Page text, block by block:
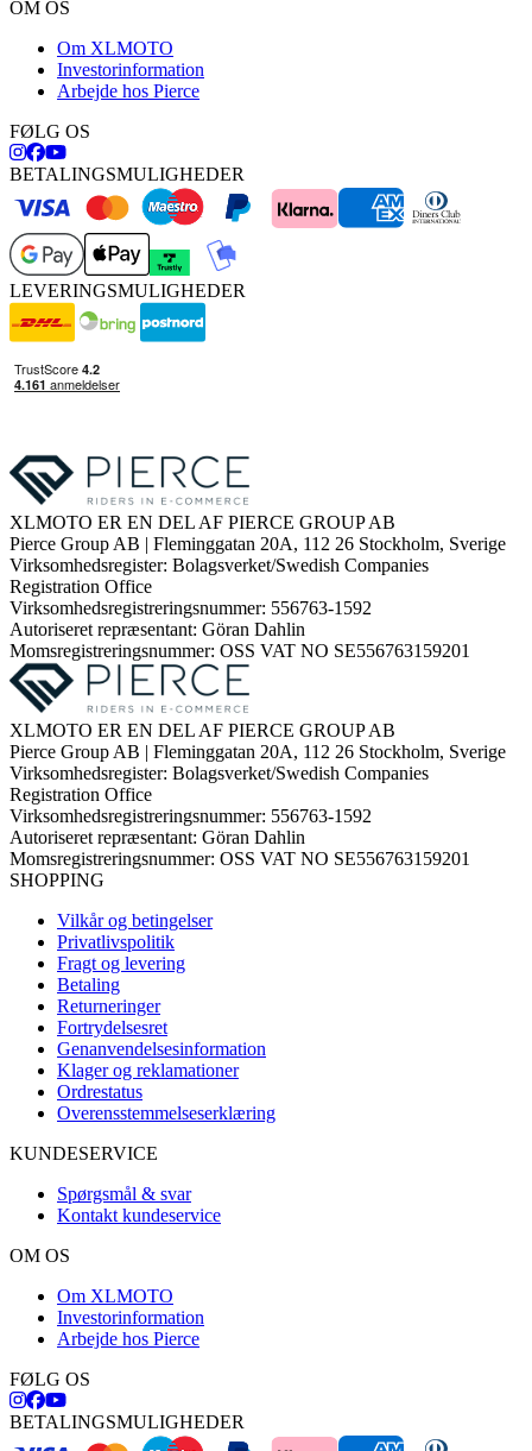
OM OS
Om XLMOTO
Investorinformation
Arbejde hos Pierce
FØLG OS
BETALINGSMULIGHEDER
LEVERINGSMULIGHEDER
XLMOTO ER EN DEL AF PIERCE GROUP AB
Pierce Group AB | Fleminggatan 20A, 112 26 Stockholm, Sverige
Virksomhedsregister: Bolagsverket/Swedish Companies
Registration Office
Virksomhedsregistreringsnummer: 556763-1592
Autoriseret repræsentant: Göran Dahlin
Momsregistreringsnummer: OSS VAT NO SE556763159201
XLMOTO ER EN DEL AF PIERCE GROUP AB
Pierce Group AB | Fleminggatan 20A, 112 26 Stockholm, Sverige
Virksomhedsregister: Bolagsverket/Swedish Companies
Registration Office
Virksomhedsregistreringsnummer: 556763-1592
Autoriseret repræsentant: Göran Dahlin
Momsregistreringsnummer: OSS VAT NO SE556763159201
SHOPPING
Vilkår og betingelser
Privatlivspolitik
Fragt og levering
Betaling
Returneringer
Fortrydelsesret
Genanvendelsesinformation
Klager og reklamationer
Ordrestatus
Overensstemmelseserklæring
KUNDESERVICE
Spørgsmål & svar
Kontakt kundeservice
OM OS
Om XLMOTO
Investorinformation
Arbejde hos Pierce
FØLG OS
BETALINGSMULIGHEDER